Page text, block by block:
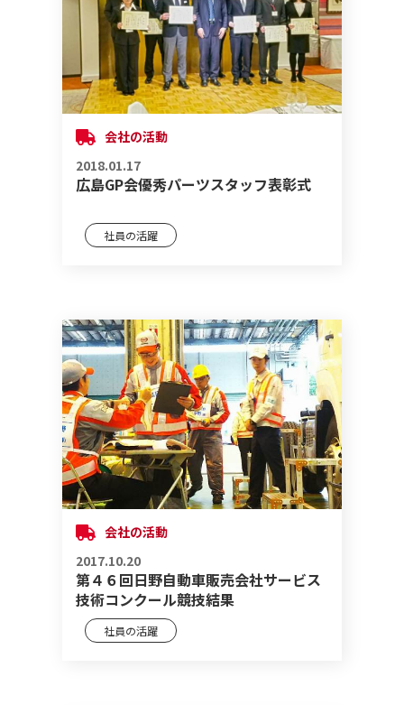
会社の活動
2018.01.17
広島GP会優秀パーツスタッフ表彰式
社員の活躍
会社の活動
2017.10.20
第４６回日野自動車販売会社サービス
技術コンクール競技結果
社員の活躍